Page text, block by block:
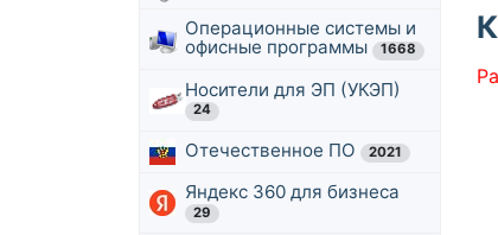
Операционные системы и
офисные программы
1668
Носители для ЭП (УКЭП)
24
Отечественное ПО 2021
Яндекс 360 для бизнеса
29